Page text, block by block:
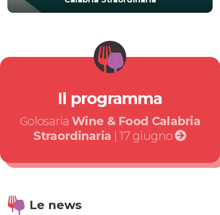
Il programma
Golosaria Wine & Food Calabria
Straordinaria | 17 giugno
Le news